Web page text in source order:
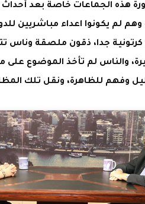
هذه الجماعات خاصة بعد
لم يكونوا اعداء مباشريين
كرتونية جدا، ذقون ملصقة وناس
والناس لم تأخذ الموضوع على
وفهم للظاهرة، ونقل تلك